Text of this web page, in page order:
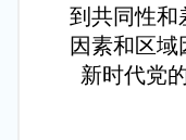
到共同性和
因素和区
新时代党